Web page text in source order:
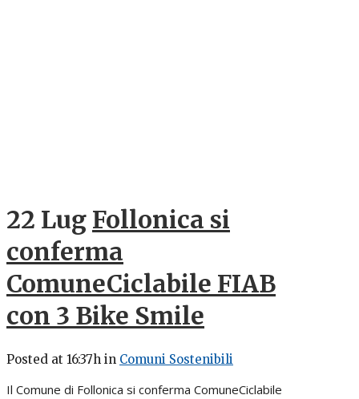
22 Lug Follonica si
conferma
ComuneCiclabile FIAB
con 3 Bike Smile
Posted at 16:37h in Comuni Sostenibili
Il Comune di Follonica si conferma ComuneCiclabile